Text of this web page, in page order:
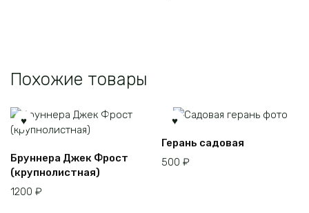
Похожие товары
Бруннера Джек Фрост
(крупнолистная)
1200 ₽
Герань садовая
500 ₽